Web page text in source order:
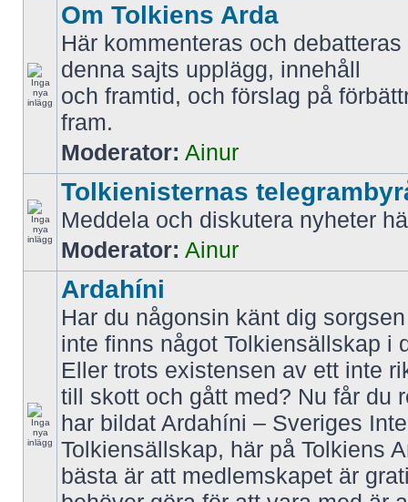
Om Tolkiens Arda
Här kommenteras och
denna sajts upplägg, innehåll
och framtid, och förslag på
fram.
Moderator: Ainur
Tolkienisternas
Meddela och diskutera nyheter
Moderator: Ainur
Ardahíni
Har du någonsin känt dig
inte finns något Tolkiensällskap i
Eller trots existensen av ett inte
till skott och gått med? Nu får du
har bildat Ardahíni – Sveriges
Tolkiensällskap, här på Tolkiens
bästa är att medlemskapet är